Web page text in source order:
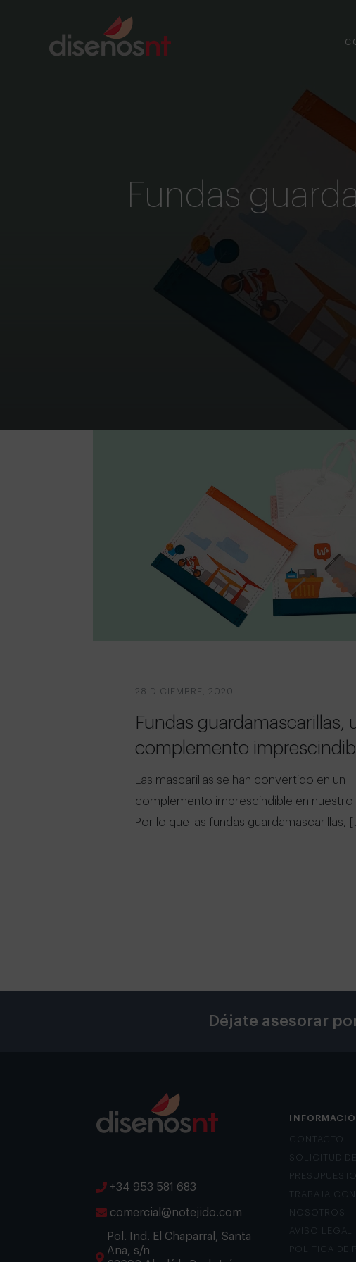
Fundas
28 DICIEMBRE, 2020
Fundas guardamascarillas,
complemento
Las mascarillas se han convertido en un
complemento imprescindible en nuestro
Por lo que las fundas guardamascarillas,
Déjate asesorar
+34 953 581 683
comercial@notejido.com
Pol. Ind. El Chaparral, Santa
Ana, s/n
CONTACTO
SOLICITUD DE
TRABAJA CON
AVISO LEGAL
POLÍTICA DE